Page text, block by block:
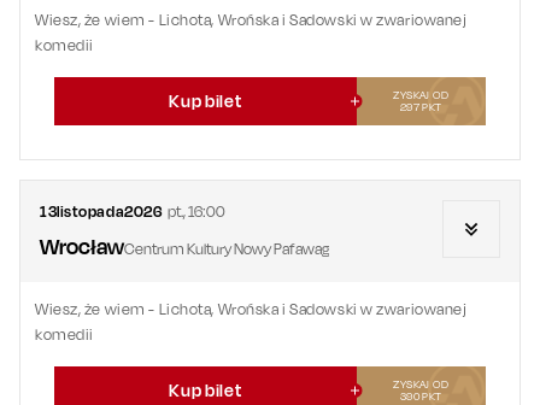
Wiesz, że wiem - Lichota, Wrońska i Sadowski w zwariowanej
komedii
Kup bilet
ZYSKAJ OD
297PKT
13listopada2026 pt.,16:00
WrocławCentrum Kultury Nowy Pafawag
Wiesz, że wiem - Lichota, Wrońska i Sadowski w zwariowanej
komedii
Kup bilet
ZYSKAJ OD
390PKT